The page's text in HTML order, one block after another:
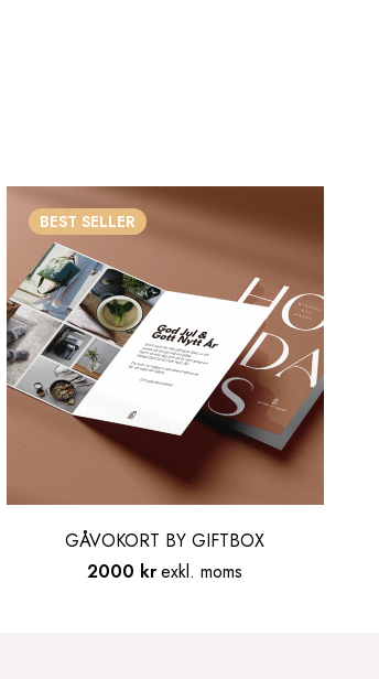
BEST SELLER
GÅVOKORT BY GIFTBOX
2000 krexkl. moms